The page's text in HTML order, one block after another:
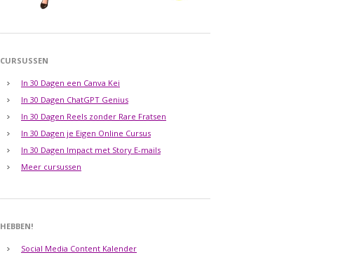
CURSUSSEN
In 30 Dagen een Canva Kei
In 30 Dagen ChatGPT Genius
In 30 Dagen Reels zonder Rare Fratsen
In 30 Dagen je Eigen Online Cursus
In 30 Dagen Impact met Story E-mails
Meer cursussen
HEBBEN!
Social Media Content Kalender